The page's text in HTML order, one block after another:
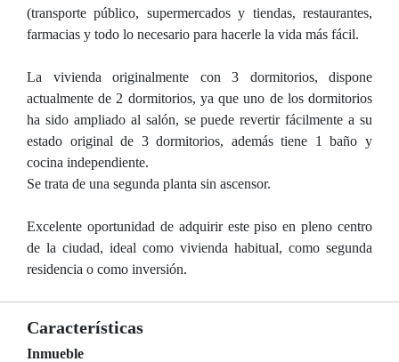
(transporte público, supermercados y tiendas, restaurantes,
farmacias y todo lo necesario para hacerle la vida más fácil.
La vivienda originalmente con 3 dormitorios, dispone
actualmente de 2 dormitorios, ya que uno de los dormitorios
ha sido ampliado al salón, se puede revertir fácilmente a su
estado original de 3 dormitorios, además tiene 1 baño y
cocina independiente.
Se trata de una segunda planta sin ascensor.
Excelente oportunidad de adquirir este piso en pleno centro
de la ciudad, ideal como vivienda habitual, como segunda
residencia o como inversión.
Características
Inmueble